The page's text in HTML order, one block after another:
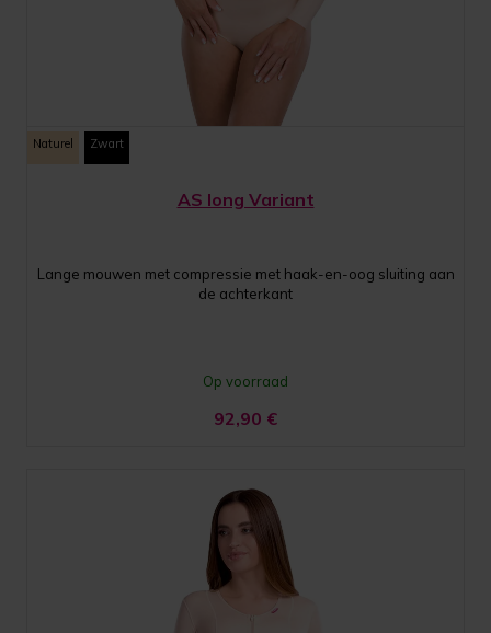
Naturel Zwart
AS long Variant
Lange mouwen met compressie met haak-en-oog sluiting aan
de achterkant
Op voorraad
92,90 €